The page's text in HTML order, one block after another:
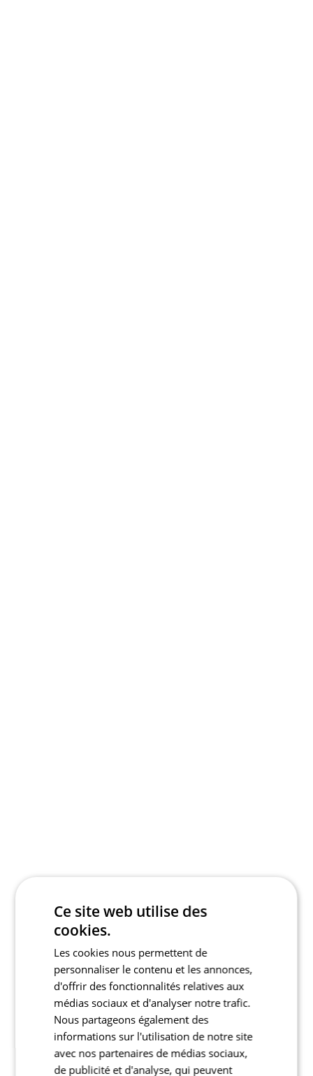
Ce site web utilise des
cookies.
Les cookies nous permettent de
personnaliser le contenu et les annonces,
d'offrir des fonctionnalités relatives aux
médias sociaux et d'analyser notre trafic.
Nous partageons également des
informations sur l'utilisation de notre site
avec nos partenaires de médias sociaux,
de publicité et d'analyse, qui peuvent